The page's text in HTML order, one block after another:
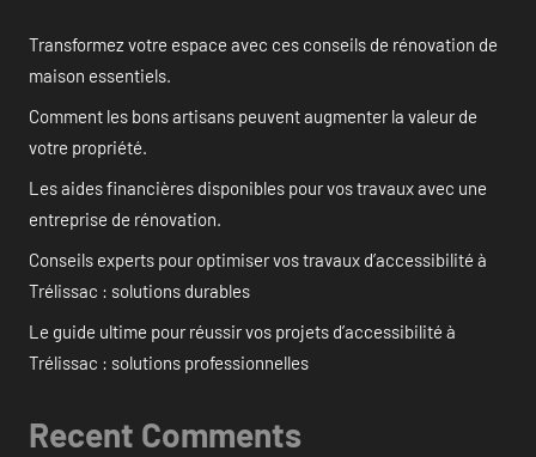
Transformez votre espace avec ces conseils de rénovation de
maison essentiels.
Comment les bons artisans peuvent augmenter la valeur de
votre propriété.
Les aides financières disponibles pour vos travaux avec une
entreprise de rénovation.
Conseils experts pour optimiser vos travaux d’accessibilité à
Trélissac : solutions durables
Le guide ultime pour réussir vos projets d’accessibilité à
Trélissac : solutions professionnelles
Recent Comments